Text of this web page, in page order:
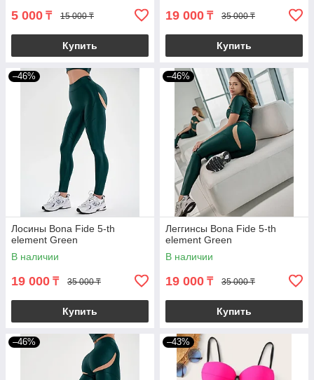
5 000 ₸ 15 000 ₸
Купить
19 000 ₸ 35 000 ₸
Купить
–46%
Лосины Bona Fide 5-th
element Green
В наличии
19 000 ₸ 35 000 ₸
Купить
–46%
Леггинсы Bona Fide 5-th
element Green
В наличии
19 000 ₸ 35 000 ₸
Купить
–46% –43%